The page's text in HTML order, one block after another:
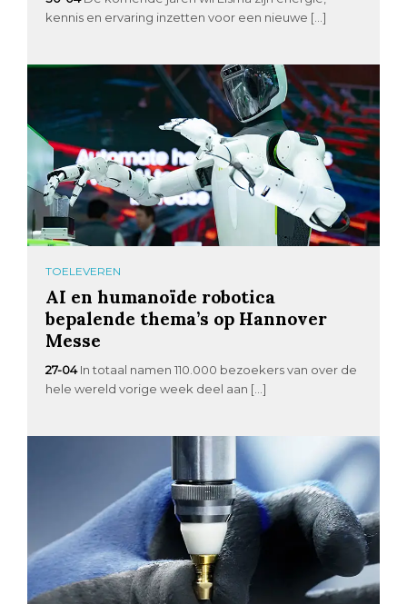
kennis en ervaring inzetten voor een nieuwe […]
TOELEVEREN
AI en humanoïde robotica
bepalende thema’s op Hannover
Messe
27-04 In totaal namen 110.000 bezoekers van over de
hele wereld vorige week deel aan […]